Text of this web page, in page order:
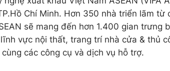
Chí Minh. Hơn 350 nhà triển lãm từ
sẽ mang đến hơn 1.400 gian trưng
vực nội thất, trang trí nhà cửa & thủ
các công cụ và dịch vụ hỗ trợ.